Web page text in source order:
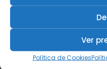
Ver
Política de Cookies